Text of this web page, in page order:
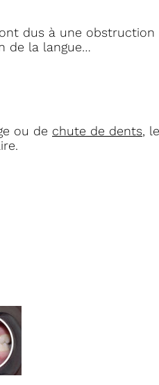
dus à une obstruction
de la langue…
ou de chute de dents,